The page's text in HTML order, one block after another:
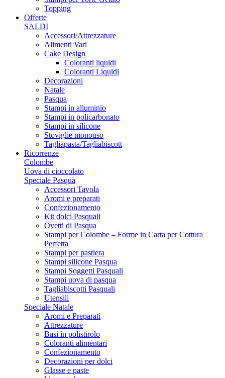
Topping
Offerte
SALDI
Accessori/Attrezzature
Alimenti Vari
Cake Design
Coloranti liquidi
Coloranti Liquidi
Decorazioni
Natale
Pasqua
Stampi in alluminio
Stampi in policarbonato
Stampi in silicone
Stoviglie monouso
Tagliapasta/Tagliabiscott
Ricorrenze
Colombe
Uova di cioccolato
Speciale Pasqua
Accessori Tavola
Aromi e preparati
Confezionamento
Kit dolci Pasquali
Ovetti di Pasqua
Stampi per Colombe – Forme in Carta per Cottura
Perfetta
Stampi per pastiera
Stampi silicone Pasqua
Stampi Soggetti Pasquali
Stampi uova di pasqua
Tagliabiscotti Pasquali
Utensili
Speciale Natale
Aromi e Preparati
Attrezzature
Basi in polistirolo
Coloranti alimentari
Confezionamento
Decorazioni per dolci
Glasse e paste